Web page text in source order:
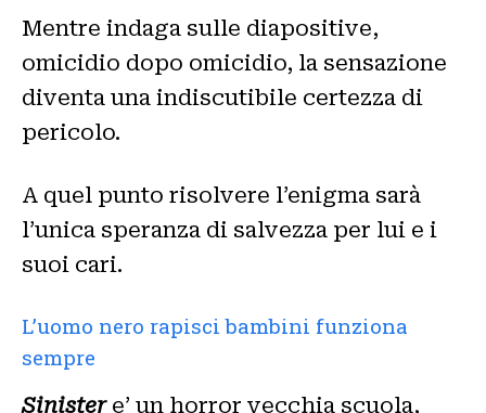
Mentre indaga sulle diapositive,
omicidio dopo omicidio, la sensazione
diventa una indiscutibile certezza di
pericolo.
A quel punto risolvere l’enigma sarà
l’unica speranza di salvezza per lui e i
suoi cari.
L’uomo nero rapisci bambini funziona
sempre
Sinistere’ un horror vecchia scuola,